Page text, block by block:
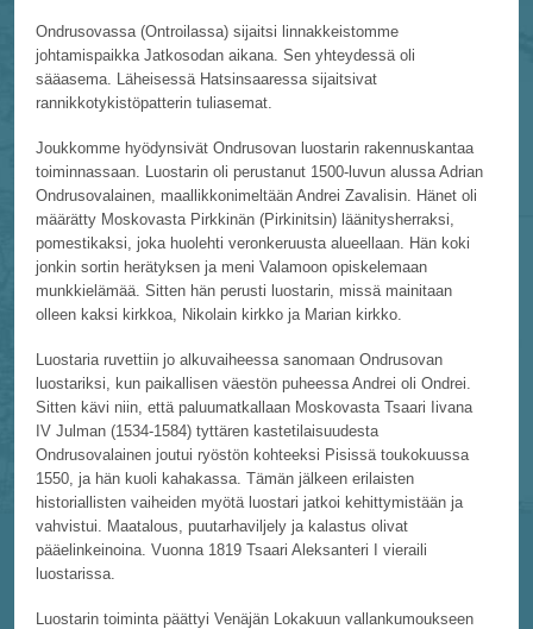
Ondrusovassa (Ontroilassa) sijaitsi linnakkeistomme
johtamispaikka Jatkosodan aikana. Sen yhteydessä oli
sääasema. Läheisessä Hatsinsaaressa sijaitsivat
rannikkotykistöpatterin tuliasemat.
Joukkomme hyödynsivät Ondrusovan luostarin rakennuskantaa
toiminnassaan. Luostarin oli perustanut 1500-luvun alussa Adrian
Ondrusovalainen, maallikkonimeltään Andrei Zavalisin. Hänet oli
määrätty Moskovasta Pirkkinän (Pirkinitsin) läänitysherraksi,
pomestikaksi, joka huolehti veronkeruusta alueellaan. Hän koki
jonkin sortin herätyksen ja meni Valamoon opiskelemaan
munkkielämää. Sitten hän perusti luostarin, missä mainitaan
olleen kaksi kirkkoa, Nikolain kirkko ja Marian kirkko.
Luostaria ruvettiin jo alkuvaiheessa sanomaan Ondrusovan
luostariksi, kun paikallisen väestön puheessa Andrei oli Ondrei.
Sitten kävi niin, että paluumatkallaan Moskovasta Tsaari Iivana
IV Julman (1534-1584) tyttären kastetilaisuudesta
Ondrusovalainen joutui ryöstön kohteeksi Pisissä toukokuussa
1550, ja hän kuoli kahakassa. Tämän jälkeen erilaisten
historiallisten vaiheiden myötä luostari jatkoi kehittymistään ja
vahvistui. Maatalous, puutarhaviljely ja kalastus olivat
pääelinkeinoina. Vuonna 1819 Tsaari Aleksanteri I vieraili
luostarissa.
Luostarin toiminta päättyi Venäjän Lokakuun vallankumoukseen